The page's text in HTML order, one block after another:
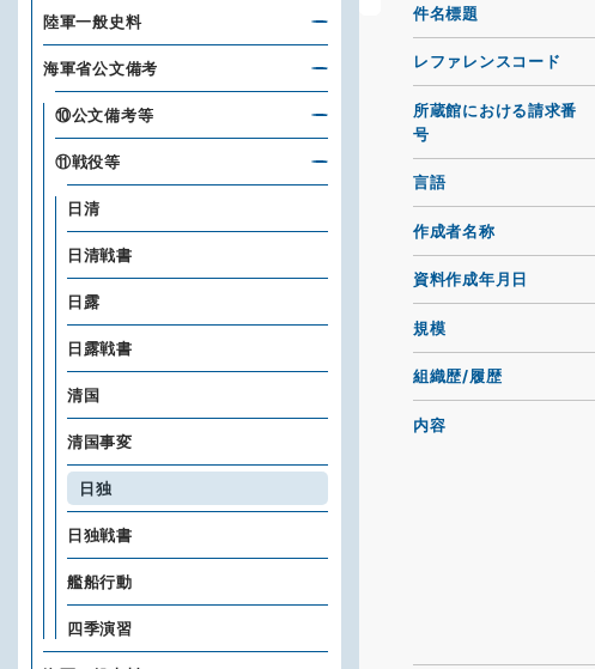
件名標題
レファレンスコード
所蔵館における請求番
号
言語
作成者名称
資料作成年月日
規模
組織歴/履歴
内容
陸軍一般史料
海軍省公文備考
⑩公文備考等
⑪戦役等
日清
日清戦書
日露
日露戦書
清国
清国事変
日独
日独戦書
艦船行動
四季演習